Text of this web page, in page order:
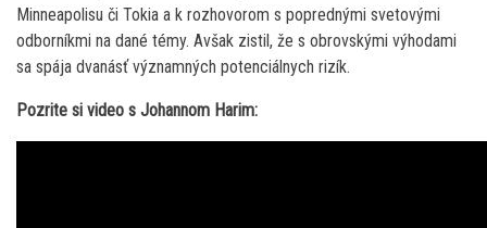
Minneapolisu či Tokia a k rozhovorom s poprednými svetovými
odborníkmi na dané témy. Avšak zistil, že s obrovskými výhodami
sa spája dvanásť významných potenciálnych rizík.
Pozrite si video s Johannom Harim: